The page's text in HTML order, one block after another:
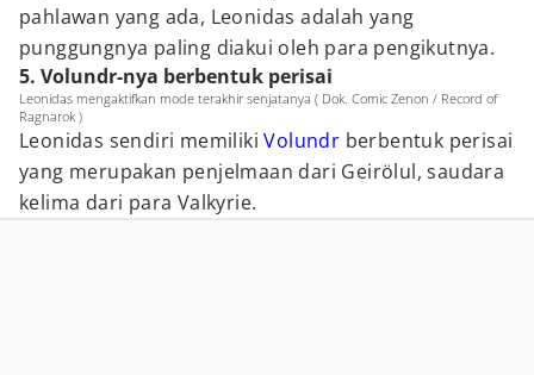
pahlawan yang ada, Leonidas adalah yang
punggungnya paling diakui oleh para pengikutnya.
5. Volundr-nya berbentuk perisai
Leonidas mengaktifkan mode terakhir senjatanya ( Dok. Comic Zenon / Record of
Ragnarok )
Leonidas sendiri memilikiVolundr berbentuk perisai
yang merupakan penjelmaan dari Geirölul, saudara
kelima dari para Valkyrie.